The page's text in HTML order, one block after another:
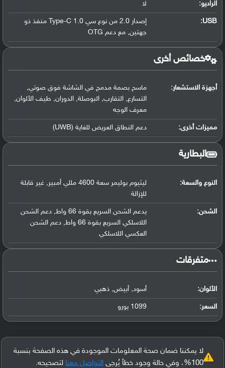
الراديو: لا
USB
:
إصدار 2.0 من نوع سي Type-C 1.0 منفذ ذو
جهتين, مع دعم OTG
خصائص أخرى
أجهزة الاستشعار:
ماسح بصمة مدمج في الشاشة فوق صوتي,
التسارع, التقارب, البوصلة, الدوران, طيف الألوان,
معرف الوجه
مميزات أخرى: دعم النطاق العريض للغاية (UWB)
البطارية
النوع والسعة:
ليثيوم بوليمر سعة 4600 مللي أمبير, غير قابلة
للإزالة
الشحن:
يدعم الشحن السريع بقوة 66 واط, دعم الشحن
اللاسلكي السريع بقوة 66 واط, دعم الشحن
العكسي اللاسلكي
‏متفرقات‏
الألوان: أسود, أبيض, ذهبي
السعر: 1099 يورو
لا يمكننا ضمان صحة المعلومات الموجودة في هذه الصفحة بنسبة
100%، وفي حالة وجود خطأ يُرجى
التواصل معنا لتصحيحه.